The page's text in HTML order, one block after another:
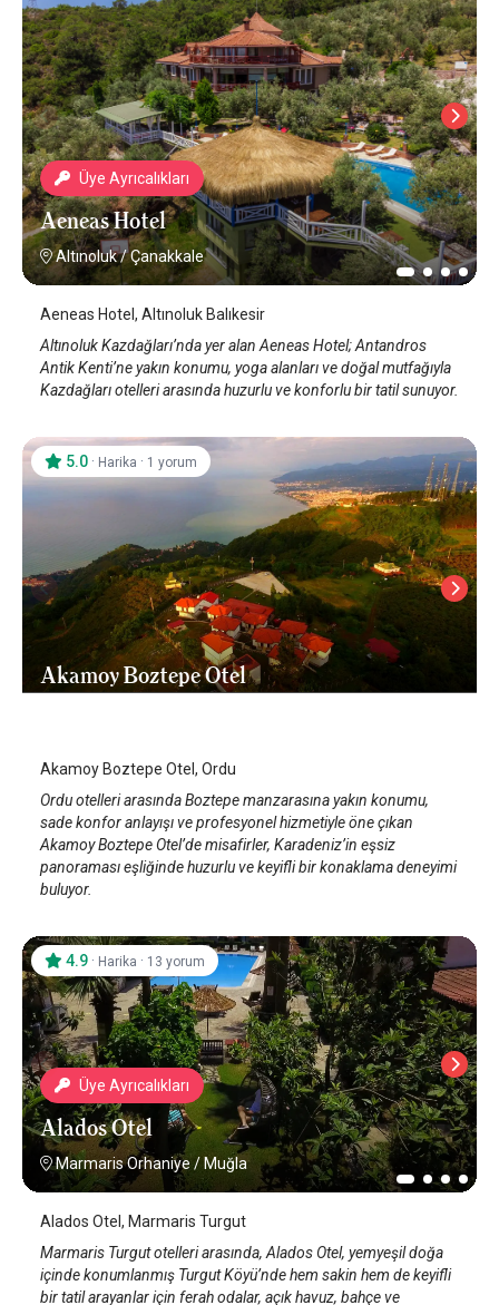
Üye Ayrıcalıkları
Aeneas Hotel
Altınoluk/Çanakkale
Aeneas Hotel, Altınoluk Balıkesir
Altınoluk Kazdağları’nda yer alan Aeneas Hotel; Antandros
Antik Kenti’ne yakın konumu, yoga alanları ve doğal mutfağıyla
Kazdağları otelleri arasında huzurlu ve konforlu bir tatil sunuyor.
Akamoy Boztepe Otel
5.0 · Harika · 1 yorum
Akamoy Boztepe Otel, Ordu
Ordu otelleri arasında Boztepe manzarasına yakın konumu,
sade konfor anlayışı ve profesyonel hizmetiyle öne çıkan
Akamoy Boztepe Otel’de misafirler, Karadeniz’in eşsiz
panoraması eşliğinde huzurlu ve keyifli bir konaklama deneyimi
buluyor.
Üye Ayrıcalıkları
Alados Otel
Marmaris Orhaniye / Muğla
4.9 · Harika · 13 yorum
Alados Otel, Marmaris Turgut
Marmaris Turgut otelleri arasında, Alados Otel, yemyeşil doğa
içinde konumlanmış Turgut Köyü’nde hem sakin hem de keyifli
bir tatil arayanlar için ferah odalar, açık havuz, bahçe ve